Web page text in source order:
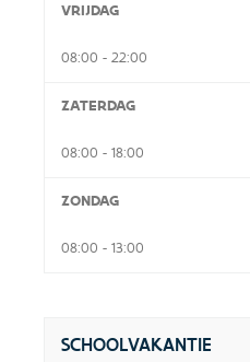
VRIJDAG
08:00 - 22:00
ZATERDAG
08:00 - 18:00
ZONDAG
08:00 - 13:00
SCHOOLVAKANTIE